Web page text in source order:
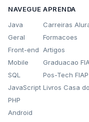
NAVEGUE
Java
Geral
Front-end
Mobile
SQL
JavaScript
PHP
Android
APRENDA
Carreiras
Formacoes
Artigos
Graduacao
Pos-Tech FIAP
Livros Casa